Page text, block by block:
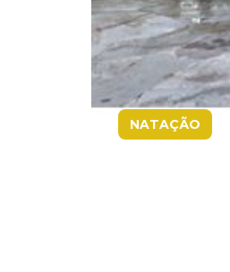
NATAÇÃO